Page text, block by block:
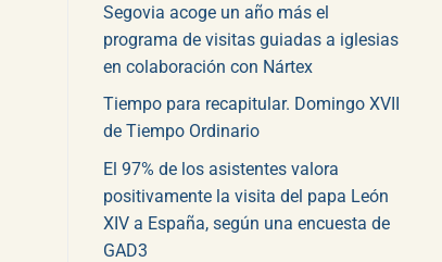
Segovia acoge un año más el
programa de visitas guiadas a iglesias
en colaboración con Nártex
Tiempo para recapitular. Domingo XVII
de Tiempo Ordinario
El 97% de los asistentes valora
positivamente la visita del papa León
XIV a España, según una encuesta de
GAD3